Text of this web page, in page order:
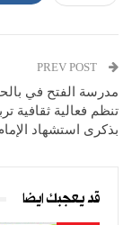
مدرسة الفتح في
تنظم فعالية ثقافية
بذكرى استشهاد
قد يعجبك ايضا